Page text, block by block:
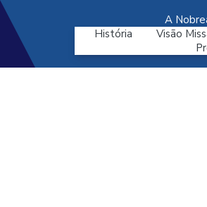
A
História
Visão